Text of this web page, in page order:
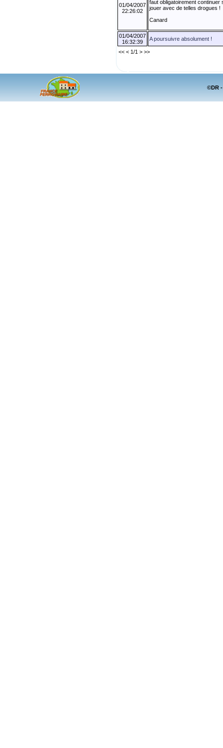
01/04/2007
22:26:02
faut obligatoirement
jouer avec de telles drogues !
Canard
01/04/2007
16:32:39
A poursuivre absolument !
<< < 1/1 > >>
©DR